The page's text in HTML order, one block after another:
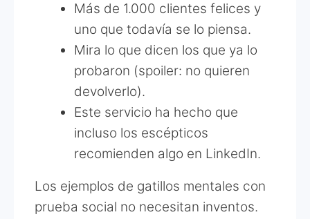
Más de 1.000 clientes felices y
uno que todavía se lo piensa.
Mira lo que dicen los que ya lo
probaron (spoiler: no quieren
devolverlo).
Este servicio ha hecho que
incluso los escépticos
recomienden algo en LinkedIn.
Los ejemplos de gatillos mentales con
prueba social no necesitan inventos.